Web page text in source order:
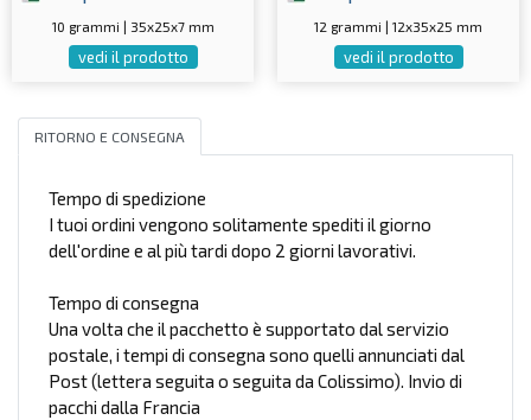
10 grammi | 35x25x7 mm
vedi il prodotto
12 grammi | 12x35x25 mm
vedi il prodotto
RITORNO E CONSEGNA
Tempo di spedizione
I tuoi ordini vengono solitamente spediti il giorno
dell'ordine e al più tardi dopo 2 giorni lavorativi.
Tempo di consegna
Una volta che il pacchetto è supportato dal servizio
postale, i tempi di consegna sono quelli annunciati dal
Post (lettera seguita o seguita da Colissimo). Invio di
pacchi dalla Francia